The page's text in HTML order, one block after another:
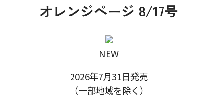
オレンジページ 8/17号
NEW
2026年7月31日発売
（一部地域を除く）